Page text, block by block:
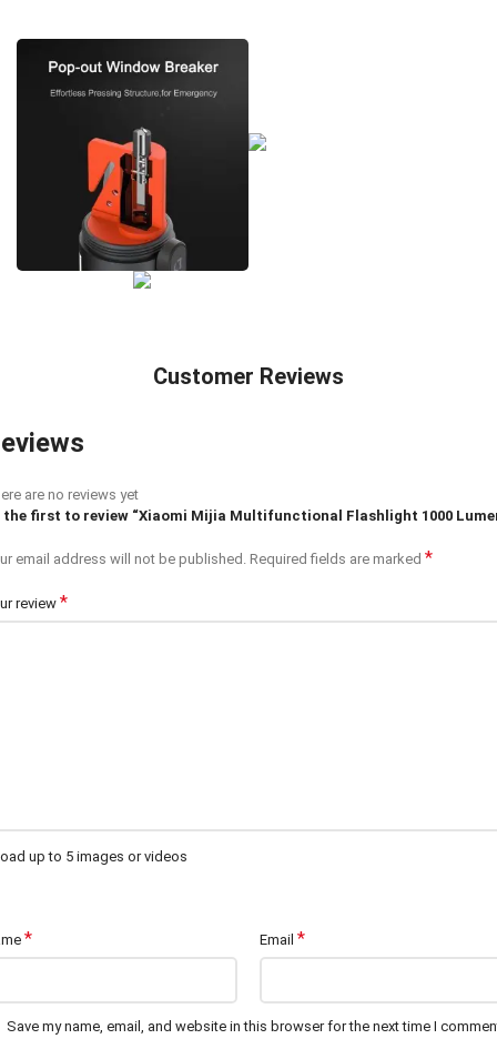
Customer Reviews
are no reviews yet
the first to review “Xiaomi Mijia Multifunctional Flashlight 1000
email address will not be published. Required fields are marked *
review *
up to 5 images or videos
* Email *
Save my name, email, and website in this browser for the next time I